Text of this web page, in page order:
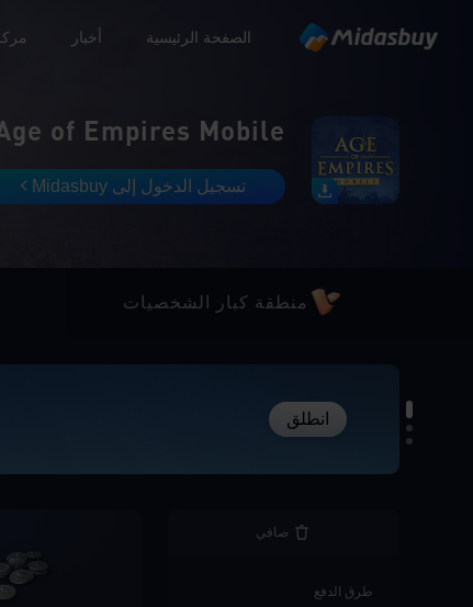
الصفحة الرئيسية أخبار
of Empires Mobile
تسجيل الدخول إلى Midasbuy
منطقة كبار الشخصيات
انطلق
صافي
طرق الدفع